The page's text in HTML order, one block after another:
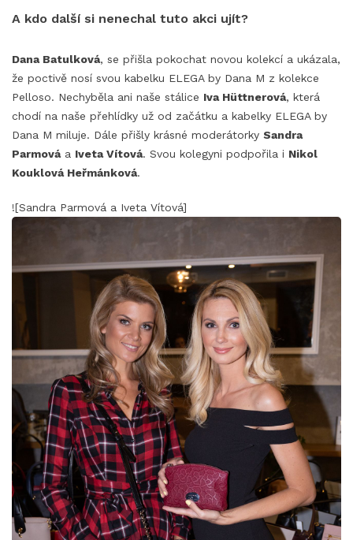
A kdo další si nenechal tuto akci ujít?
Dana Batulková, se přišla pokochat novou kolekcí a ukázala,
že poctivě nosí svou kabelku ELEGA by Dana M z kolekce
Pelloso. Nechyběla ani naše stálice Iva Hüttnerová, která
chodí na naše přehlídky už od začátku a kabelky ELEGA by
Dana M miluje. Dále přišly krásné moderátorky Sandra
Parmováa Iveta Vítová. Svou kolegyni podpořila i Nikol
Kouklová Heřmánková.
![Sandra Parmová a Iveta Vítová]